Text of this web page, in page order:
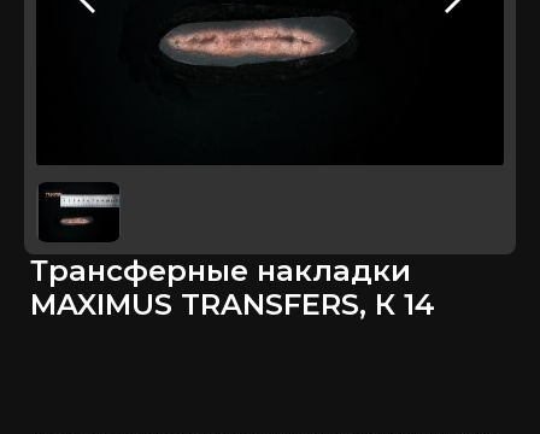
Трансферные накладки
MAXIMUS TRANSFERS, К 14